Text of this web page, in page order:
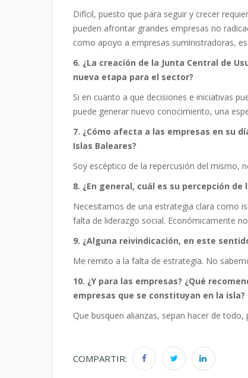
Difícil, puesto que para seguir y crecer
pueden afrontar grandes empresas no
como apoyo a empresas suministradoras,
6. ¿La creación de la Junta Central de
nueva etapa para el sector?
Si en cuanto a que decisiones e iniciativas
puede generar nuevo conocimiento, una
7. ¿Cómo afecta a las empresas en su
Islas Baleares?
Soy escéptico de la repercusión del mismo,
8. ¿En general, cuál es su percepción
Necesitamos de una estrategia clara como
falta de liderazgo social. Económicamente
9. ¿Alguna reivindicación, en este
Me remito a la falta de estrategia. No
10. ¿Y para las empresas? ¿Qué
empresas que se constituyan en la isla?
Que busquen alianzas, sepan hacer de
COMPARTIR: